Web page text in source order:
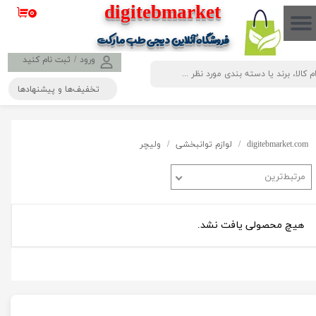
​​​​​​​​digitebmarket
فروشگاه آنلاین دیجی طب مارکت
ورود / ثبت نام کنید
حساب کاربری من
تغییر گذر واژه
۰
تخفیف‌ها و پیشنهادها
digitebmarket.com لوازم توانبخشی ولیچر
مرتبط‌ترین
هیچ محصولی یافت نشد.